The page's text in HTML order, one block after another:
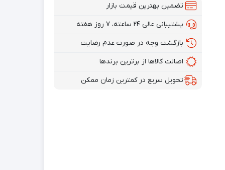
تضمین بهترین قیمت بازار
پشتیبانی عالی ۲۴ ساعته، ۷ روز هفته
بازگشت وجه در صورت عدم رضایت
اصالت کالاها از برترین برندها
تحویل سریع در کمترین زمان ممکن